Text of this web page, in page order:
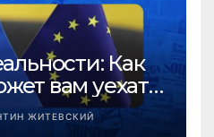
Как
вам уехать
новую
ЖИТЕВСКИЙ